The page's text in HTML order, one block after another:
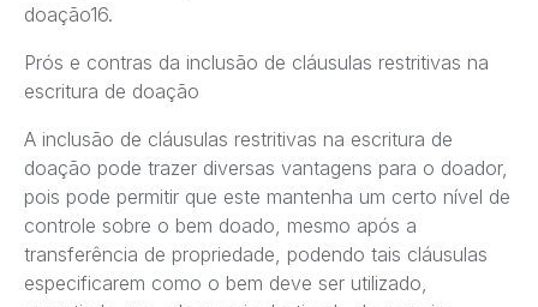
doação16.
Prós e contras da inclusão de cláusulas restritivas na
escritura de doação
A inclusão de cláusulas restritivas na escritura de
doação pode trazer diversas vantagens para o doador,
pois pode permitir que este mantenha um certo nível de
controle sobre o bem doado, mesmo após a
transferência de propriedade, podendo tais cláusulas
especificarem como o bem deve ser utilizado,